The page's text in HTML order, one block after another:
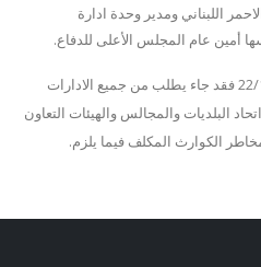
اللبناني ومدير وحدة ادارة
أمين عام المجلس الأعلى للدفاع.
تاريخ 22/1/2019 فقد جاء يطلب من جميع الادارات
البلديات والمجالس والهيئات التعاون
الكوارث المكلف فيما يلزم.